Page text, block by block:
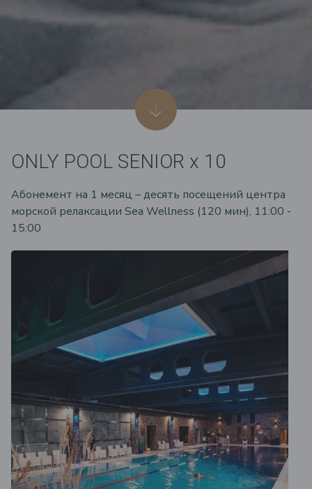
ONLY POOL SENIOR x 10
Абонемент на 1 месяц – десять посещений центра
морской релаксации Sea Wellness (120 мин), 11:00 -
15:00